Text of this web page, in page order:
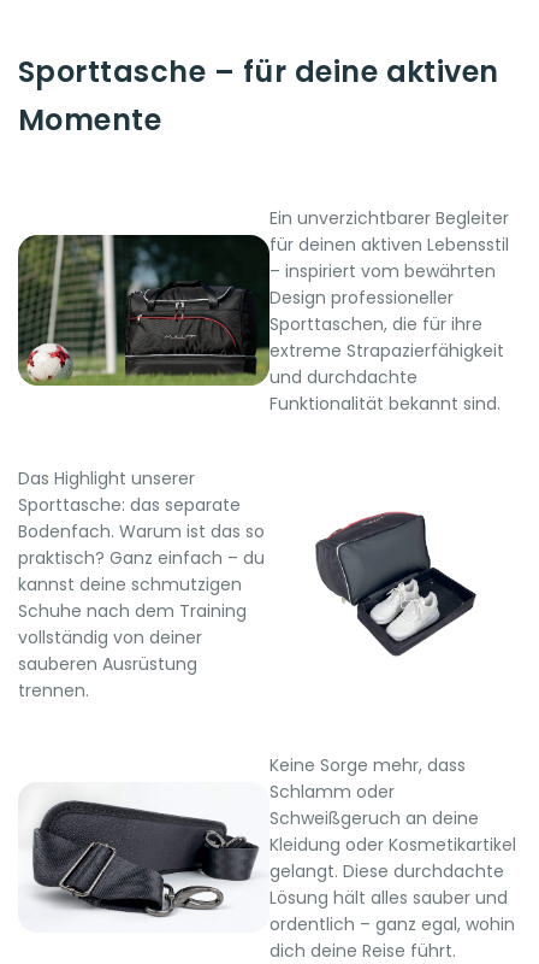
Sporttasche – für deine aktiven
Momente
Ein unverzichtbarer Begleiter
für deinen aktiven Lebensstil
– inspiriert vom bewährten
Design professioneller
Sporttaschen, die für ihre
extreme Strapazierfähigkeit
und durchdachte
Funktionalität bekannt sind.
Das Highlight unserer
Sporttasche: das separate
Bodenfach. Warum ist das so
praktisch? Ganz einfach – du
kannst deine schmutzigen
Schuhe nach dem Training
vollständig von deiner
sauberen Ausrüstung
trennen.
Keine Sorge mehr, dass
Schlamm oder
Schweißgeruch an deine
Kleidung oder Kosmetikartikel
gelangt. Diese durchdachte
Lösung hält alles sauber und
ordentlich – ganz egal, wohin
dich deine Reise führt.